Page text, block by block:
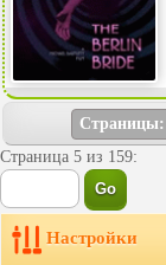
Страницы:
Страница 5 из 159:
Настройки